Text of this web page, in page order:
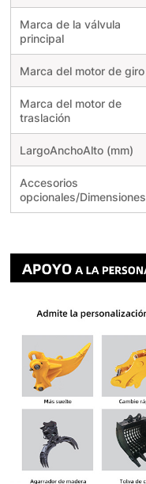
Marca de la válvula
principal
Marca del motor de giro
Marca del motor de
traslación
LargoAnchoAlto (mm)
Accesorios
opcionales/Dimensiones